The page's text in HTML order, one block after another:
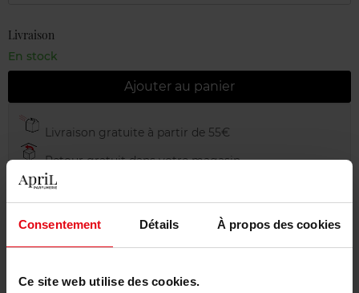
Consentement Détails À propos des cookies
Ce site web utilise des cookies.
Livraison
En stock
Ajouter au panier
Livraison gratuite à partir de 55€
Retour gratuit dans votre magasin
Emballage cadeau offert
Description